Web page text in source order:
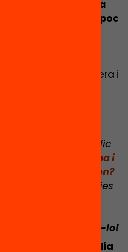
és així, perquè
la
si hi ha molt o poc
de renda alta o
població estrangera i
quo i no lluitar
escolar
part del monogràfic
quin és el problema i
funcionen?
i experiències
la segregació
i comparteix-lo!
per estar al dia